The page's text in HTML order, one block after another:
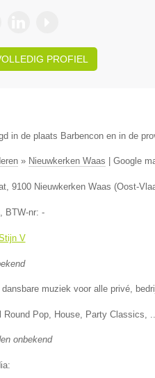
PROFIEL
in de plaats Barbencon en in de
» Nieuwkerken Waas Google
, 9100 Nieuwkerken Waas (Oost-
, BTW-nr: -
V
dansbare muziek voor alle privé,
Round Pop, House, Party Classics,
onbekend